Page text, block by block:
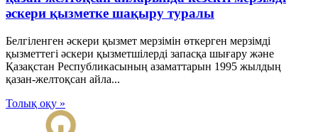
әскери қызметке шақыру туралы
Белгiленген әскери қызмет мерзiмiн өткерген мерзiмдi
қызметтегi әскери қызметшiлердi запасқа шығару және
Қазақстан Республикасының азаматтарын 1995 жылдың
қазан-желтоқсан айла...
Толық оқу »